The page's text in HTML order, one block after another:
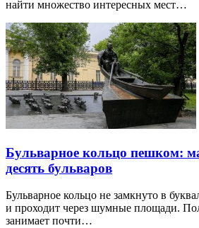
найти множество интересных мест…
Бульварное кольцо пешком:
десять бульваров
Бульварное кольцо не замкнуто в
и проходит через шумные площади.
занимает почти…